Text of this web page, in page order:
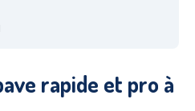
rapide et pro à